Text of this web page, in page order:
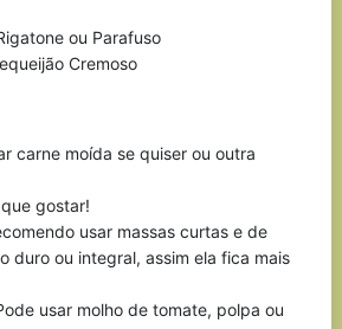
ou Parafuso
Cremoso
carne moída se quiser ou outra
que gostar!
usar massas curtas e de
duro ou integral, assim ela fica mais
usar molho de tomate, polpa ou